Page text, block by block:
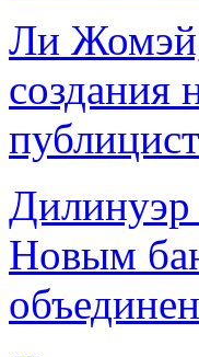
Ли
создания
Дилинуэр
Новым